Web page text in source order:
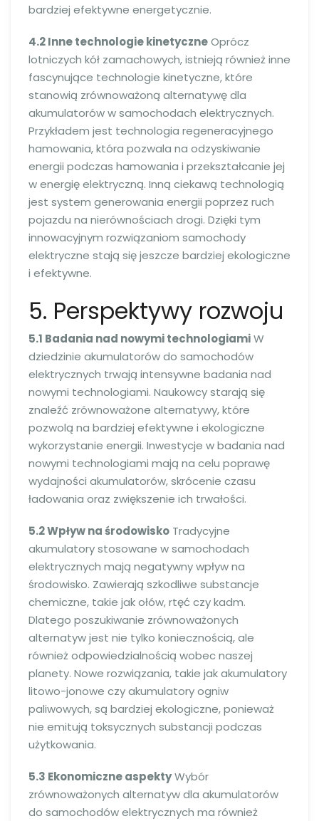
bardziej efektywne energetycznie.
4.2 Inne technologie kinetyczneOprócz
lotniczych kół zamachowych, istnieją również inne
fascynujące technologie kinetyczne, które
stanowią zrównoważoną alternatywę dla
akumulatorów w samochodach elektrycznych.
Przykładem jest technologia regeneracyjnego
hamowania, która pozwala na odzyskiwanie
energii podczas hamowania i przekształcanie jej
w energię elektryczną. Inną ciekawą technologią
jest system generowania energii poprzez ruch
pojazdu na nierównościach drogi. Dzięki tym
innowacyjnym rozwiązaniom samochody
elektryczne stają się jeszcze bardziej ekologiczne
i efektywne.
5. Perspektywy rozwoju
5.1 Badania nad nowymi technologiamiW
dziedzinie akumulatorów do samochodów
elektrycznych trwają intensywne badania nad
nowymi technologiami. Naukowcy starają się
znaleźć zrównoważone alternatywy, które
pozwolą na bardziej efektywne i ekologiczne
wykorzystanie energii. Inwestycje w badania nad
nowymi technologiami mają na celu poprawę
wydajności akumulatorów, skrócenie czasu
ładowania oraz zwiększenie ich trwałości.
5.2 Wpływ na środowisko Tradycyjne
akumulatory stosowane w samochodach
elektrycznych mają negatywny wpływ na
środowisko. Zawierają szkodliwe substancje
chemiczne, takie jak ołów, rtęć czy kadm.
Dlatego poszukiwanie zrównoważonych
alternatyw jest nie tylko koniecznością, ale
również odpowiedzialnością wobec naszej
planety. Nowe rozwiązania, takie jak akumulatory
litowo-jonowe czy akumulatory ogniw
paliwowych, są bardziej ekologiczne, ponieważ
nie emitują toksycznych substancji podczas
użytkowania.
5.3 Ekonomiczne aspektyWybór
zrównoważonych alternatyw dla akumulatorów
do samochodów elektrycznych ma również